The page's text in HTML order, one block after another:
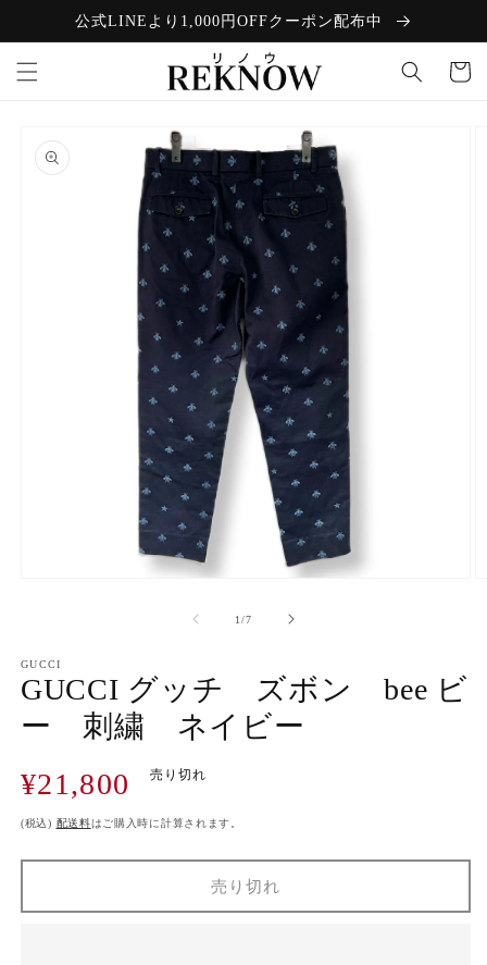
コンテン公式LINEより1,000円OFFクーポン配布中
カ
ー
にスキッ
プ
で
メ
デ
ィ
を
開
く
1/の
7
GUCCI
GUCCI グッチ ズボン bee ビ
ー 刺繍 ネイビー
通
常
価
¥21,800 売り切れ
(税込) 配送料はご購入時に計算されます。
売り切れ